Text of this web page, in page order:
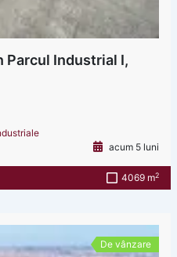
Parcul Industrial I,
acum 5 luni
4069 m2
De vânzare